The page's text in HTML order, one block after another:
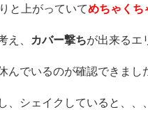
と上がっていてめちゃくち
え、 カバー撃ちが出来るエ
んでいるのが確認できまし
シェイクしていると、、、